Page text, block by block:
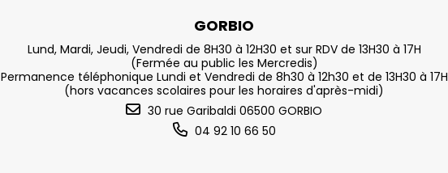
GORBIO
Lund, Mardi, Jeudi, Vendredi de 8H30 à 12H30 et sur RDV de 13H30 à 17H
(Fermée au public les Mercredis)
Permanence téléphonique Lundi et Vendredi de 8h30 à 12h30 et de 13H30 à 17H
(hors vacances scolaires pour les horaires d'après-midi)
30 rue Garibaldi 06500 GORBIO
04 92 10 66 50